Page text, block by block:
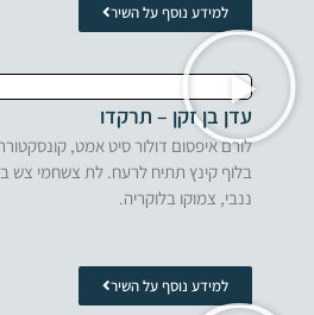
למידע נוסף על השיר
עדן בן זקן – תרקדו
לורם איפסום דולור סיט אמט,
בלוף קינץ תתיח לרעח. לת צשחמי צש
ננבי, צמוקו בלוקריה.
למידע נוסף על השיר